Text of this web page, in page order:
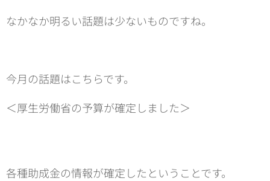
なかなか明るい話題は少ないものですね。
今月の話題はこちらです。
＜厚生労働省の予算が確定しました＞
各種助成金の情報が確定したということです。